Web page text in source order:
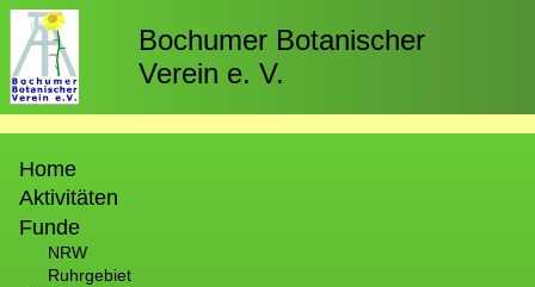
Direkt
zum
Inhalt
Bochumer Botanischer
Verein e. V.
Home
Aktivitäten
Funde
NRW
Ruhrgebiet